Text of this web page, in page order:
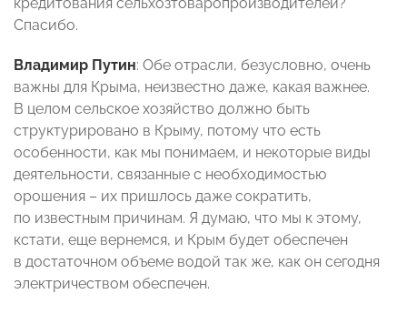
Спасибо.
Владимир Путин: Обе отрасли, безусловно, очень
важны для Крыма, неизвестно даже, какая важнее.
В целом сельское хозяйство должно быть
структурировано в Крыму, потому что есть
особенности, как мы понимаем, и некоторые виды
деятельности, связанные с необходимостью
орошения – их пришлось даже сократить,
по известным причинам. Я думаю, что мы к этому,
кстати, еще вернемся, и Крым будет обеспечен
в достаточном объеме водой так же, как он сегодня
электричеством обеспечен.